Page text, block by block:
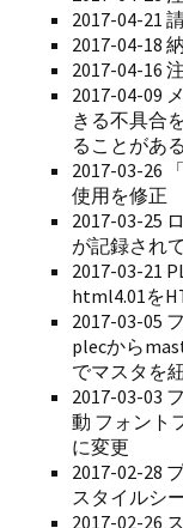
2017-04-21
2017-04-18
2017-04-16
2017-04-09
きる不具合
ることがあ
2017-03-26
使用を修正
2017-03-25
が記録され
2017-03-21
html4.01を
2017-03-05
plecから
でマスタを
2017-03-03
動 フォント
に変更
2017-02-28
スタイルシ
2017-02-26